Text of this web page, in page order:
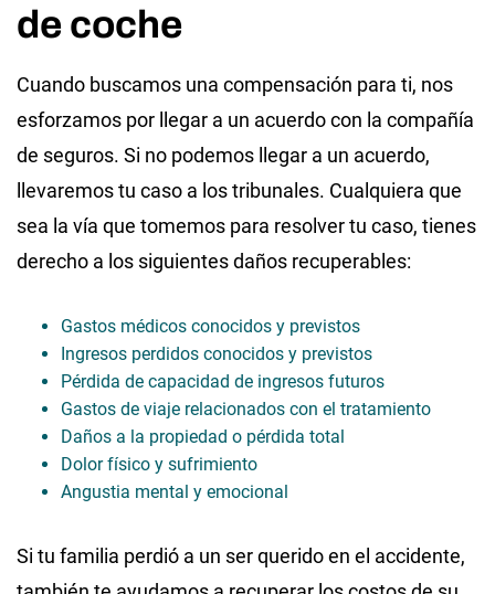
de coche
Cuando buscamos una compensación para ti, nos
esforzamos por llegar a un acuerdo con la compañía
de seguros. Si no podemos llegar a un acuerdo,
llevaremos tu caso a los tribunales. Cualquiera que
sea la vía que tomemos para resolver tu caso, tienes
derecho a los siguientes daños recuperables:
Gastos médicos conocidos y previstos
Ingresos perdidos conocidos y previstos
Pérdida de capacidad de ingresos futuros
Gastos de viaje relacionados con el tratamiento
Daños a la propiedad o pérdida total
Dolor físico y sufrimiento
Angustia mental y emocional
Si tu familia perdió a un ser querido en el accidente,